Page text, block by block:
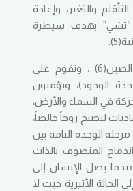
والتغير، وإعادة
“تشي” بهدف سيطرة
والطاوية هي الديانة الثانية في الصين(6) ، وتقوم على
الوجود)، ويؤمنون
في السماء والأرض،
ليصبح روحاً خالصاً،
الوحدة التامة بين
المتصوف بالذات
يصل الإنسان إلى
الأثيرية حيث لا